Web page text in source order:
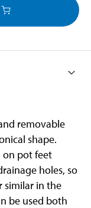
removable
shape.
on pot feet
holes, so
similar in the
be used both